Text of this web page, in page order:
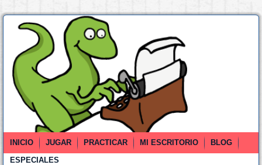
INICIO JUGAR PRACTICAR MI ESCRITORIO
BLOG
ESPECIALES